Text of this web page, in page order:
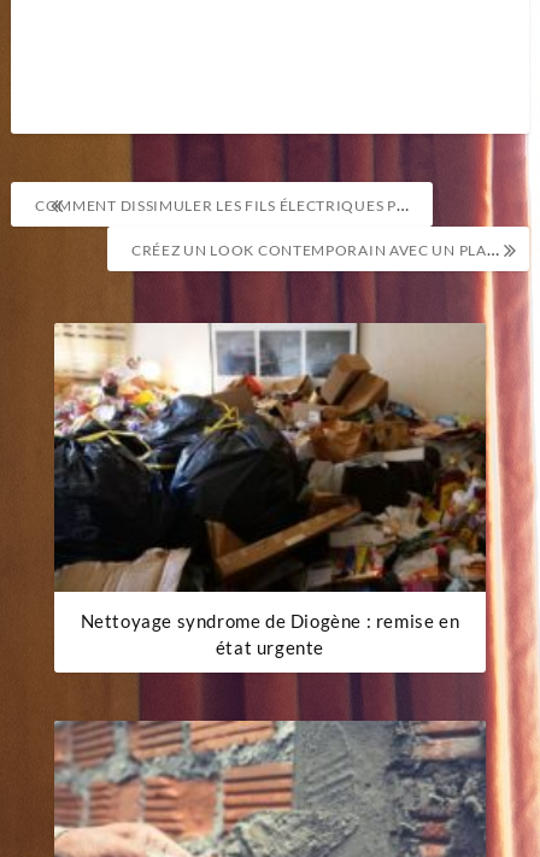
Navigation
de
l’article
COMMENT DISSIMULER LES FILS ÉLECTRIQUES POUR UN ÉCLAIRAGE PROPRE SOUS LES ARMOIRES ?
CRÉEZ UN LOOK CONTEMPORAIN AVEC UN PLAFOND SUSPENDU TENDANCE
Nettoyage syndrome de Diogène : remise en
état urgente